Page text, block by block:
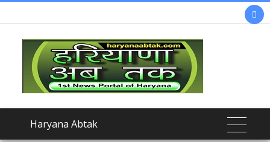

Haryana Abtak